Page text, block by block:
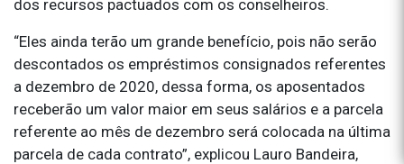
dos recursos pactuados com os conselheiros.
“Eles ainda terão um grande benefício, pois não serão
descontados os empréstimos consignados referentes
a dezembro de 2020, dessa forma, os aposentados
receberão um valor maior em seus salários e a parcela
referente ao mês de dezembro será colocada na última
parcela de cada contrato”, explicou Lauro Bandeira,